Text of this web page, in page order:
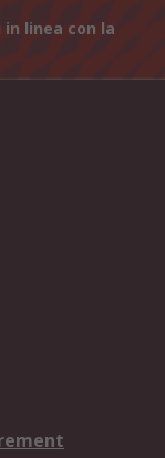
linea con la